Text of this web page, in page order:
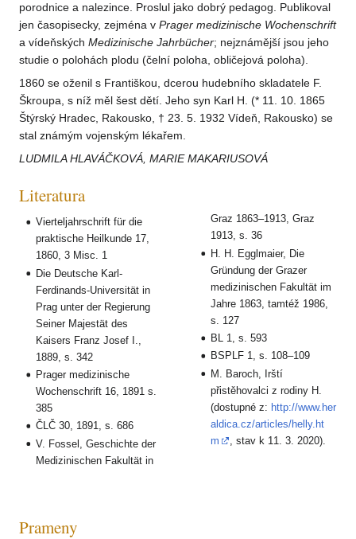
porodnice a nalezince. Proslul jako dobrý pedagog. Publikoval
jen časopisecky, zejména v Prager medizinische Wochenschrift
a vídeňských Medizinische Jahrbücher; nejznámější jsou jeho
studie o polohách plodu (čelní poloha, obličejová poloha).
1860 se oženil s Františkou, dcerou hudebního skladatele F.
Škroupa, s níž měl šest dětí. Jeho syn Karl H. (* 11. 10. 1865
Štýrský Hradec, Rakousko, † 23. 5. 1932 Vídeň, Rakousko) se
stal známým vojenským lékařem.
LUDMILA HLAVÁČKOVÁ, MARIE MAKARIUSOVÁ
Literatura
Vierteljahrschrift für die
praktische Heilkunde 17,
1860, 3 Misc. 1
Die Deutsche Karl-
Ferdinands-Universität in
Prag unter der Regierung
Seiner Majestät des
Kaisers Franz Josef I.,
1889, s. 342
Prager medizinische
Wochenschrift 16, 1891 s.
385
ČLČ 30, 1891, s. 686
V. Fossel, Geschichte der
Medizinischen Fakultät in
Graz 1863–1913, Graz
1913, s. 36
H. H. Egglmaier, Die
Gründung der Grazer
medizinischen Fakultät im
Jahre 1863, tamtéž 1986,
s. 127
BL 1, s. 593
BSPLF 1, s. 108–109
M. Baroch, Irští
přistěhovalci z rodiny H.
(dostupné z: http://www.her
aldica.cz/articles/helly.ht
m
, stav k 11. 3. 2020).
Prameny